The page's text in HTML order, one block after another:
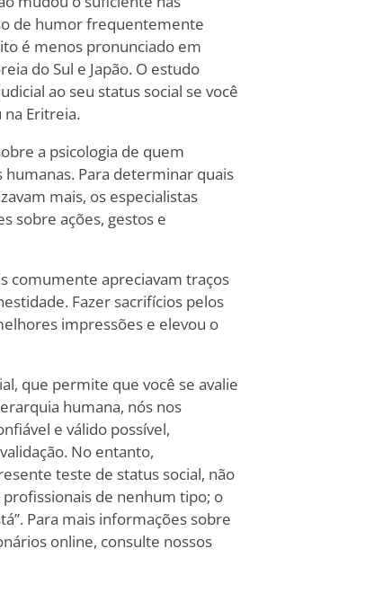
de humor frequentemente
é menos pronunciado em
do Sul e Japão. O estudo
ao seu status social se você
Eritreia.
a psicologia de quem
Para determinar quais
mais, os especialistas
sobre ações, gestos e
comumente apreciavam traços
Fazer sacrifícios pelos
impressões e elevou o
que permite que você se avalie
humana, nós nos
e válido possível,
No entanto,
teste de status social, não
de nenhum tipo; o
Para mais informações sobre
online, consulte nossos